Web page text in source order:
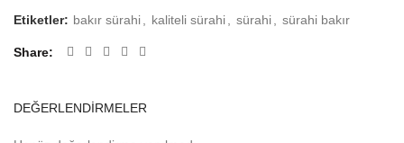
Etiketler: bakır sürahi kaliteli sürahi sürahi sürahi bakır
Share
DEĞERLENDIRMELER